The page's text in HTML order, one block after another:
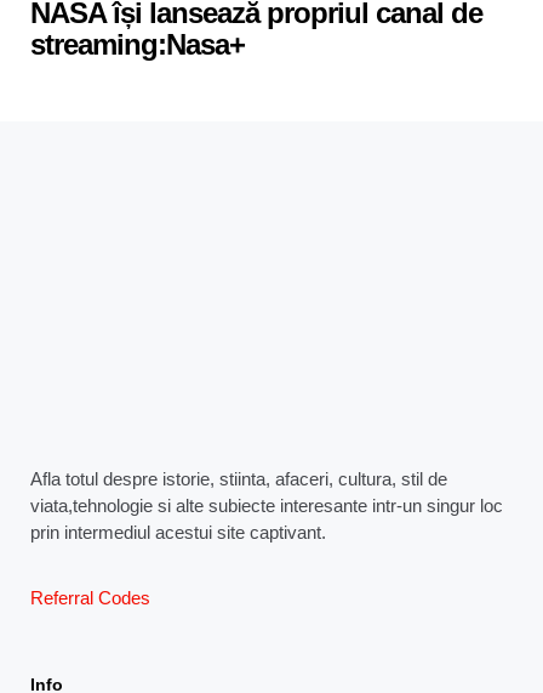
NASA își lansează propriul canal de
streaming:Nasa+
Afla totul despre istorie, stiinta, afaceri, cultura, stil de
viata,tehnologie si alte subiecte interesante intr-un singur loc
prin intermediul acestui site captivant.
Referral Codes
Info